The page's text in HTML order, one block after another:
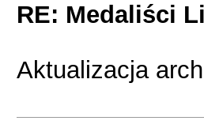
RE: Medaliści
Aktualizacja